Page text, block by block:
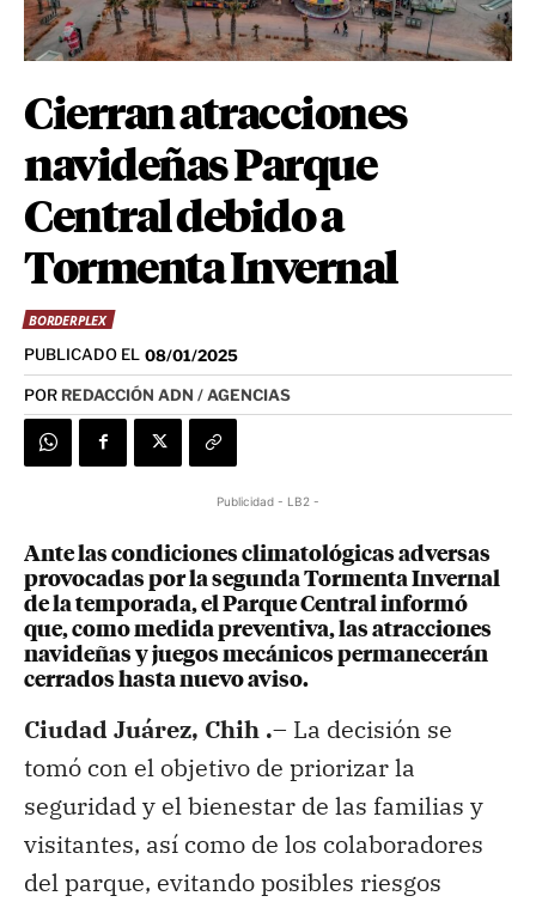
Cierran atracciones
navideñas Parque
Central debido a
Tormenta Invernal
BORDERPLEX
PUBLICADO EL 08/01/2025
POR REDACCIÓN ADN / AGENCIAS
Publicidad - LB2 -
Ante las condiciones climatológicas adversas
provocadas por la segunda Tormenta Invernal
de la temporada, el Parque Central informó
que, como medida preventiva, las atracciones
navideñas y juegos mecánicos permanecerán
cerrados hasta nuevo aviso.
Ciudad Juárez, Chih .– La decisión se
tomó con el objetivo de priorizar la
seguridad y el bienestar de las familias y
visitantes, así como de los colaboradores
del parque, evitando posibles riesgos